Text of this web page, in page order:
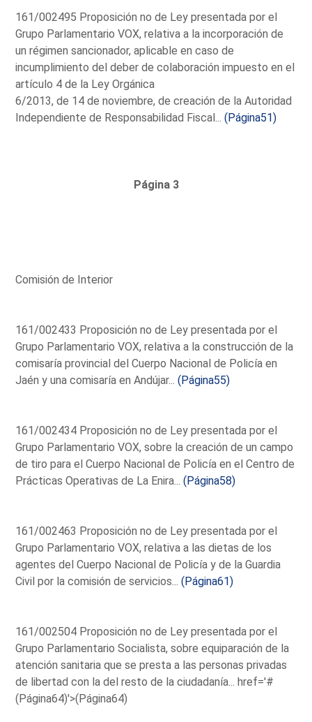
161/002495 Proposición no de Ley presentada por el
Grupo Parlamentario VOX, relativa a la incorporación de
un régimen sancionador, aplicable en caso de
incumplimiento del deber de colaboración impuesto en el
artículo 4 de la Ley Orgánica
6/2013, de 14 de noviembre, de creación de la Autoridad
Independiente de Responsabilidad Fiscal...(Página51)
Página 3
Comisión de Interior
161/002433 Proposición no de Ley presentada por el
Grupo Parlamentario VOX, relativa a la construcción de la
comisaría provincial del Cuerpo Nacional de Policía en
Jaén y una comisaría en Andújar...(Página55)
161/002434 Proposición no de Ley presentada por el
Grupo Parlamentario VOX, sobre la creación de un campo
de tiro para el Cuerpo Nacional de Policía en el Centro de
Prácticas Operativas de La Enira...(Página58)
161/002463 Proposición no de Ley presentada por el
Grupo Parlamentario VOX, relativa a las dietas de los
agentes del Cuerpo Nacional de Policía y de la Guardia
Civil por la comisión de servicios...(Página61)
161/002504 Proposición no de Ley presentada por el
Grupo Parlamentario Socialista, sobre equiparación de la
atención sanitaria que se presta a las personas privadas
de libertad con la del resto de la ciudadanía...href='#
(Página64)'>(Página64)